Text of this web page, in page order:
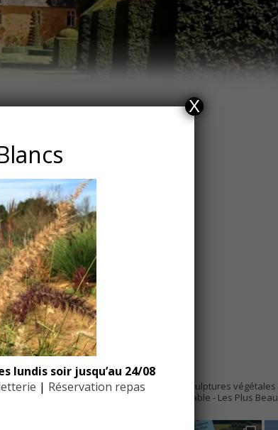
EYRIGNAC
10 hectares de sculptures
- Jardin Remarquable- Les Plus
lundis soir jusqu’au 24/08
| Réservation repas
X